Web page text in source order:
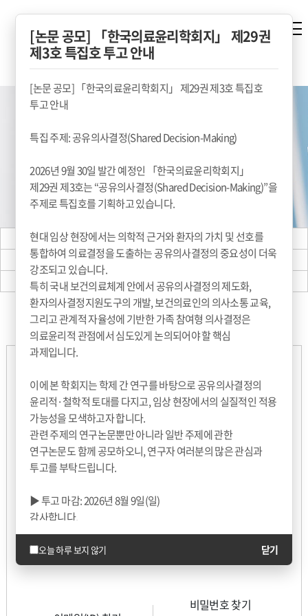
로그인
회원가입
비밀번호 찾기
개인정보 처리방침
이메일 무단수집 거부
로그인
이메일 (ID)
비밀번호
비밀번호 찾기
[논문 공모] 「한국의료윤리학회지」 제29권
제3호 특집호 투고 안내
[논문 공모] 「한국의료윤리학회지」 제29권 제3호 특집호
투고 안내
특집 주제: 공유의사결정(Shared Decision-Making)
2026년 9월 30일 발간 예정인 「한국의료윤리학회지」
제29권 제3호는 “공유의사결정(Shared Decision-Making)”을
주제로 특집호를 기획하고 있습니다.
현대 임상 현장에서는 의학적 근거와 환자의 가치 및 선호를
통합하여 의료결정을 도출하는 공유의사결정의 중요성이 더욱
강조되고 있습니다.
특히 국내 보건의료체계 안에서 공유의사결정의 제도화,
환자의사결정지원도구의 개발, 보건의료인의 의사소통 교육,
그리고 관계적 자율성에 기반한 가족 참여형 의사결정은
의료윤리적 관점에서 심도있게 논의되어야 할 핵심
과제입니다.
이에 본 학회지는 학제 간 연구를 바탕으로 공유의사결정의
윤리적·철학적 토대를 다지고, 임상 현장에서의 실질적인 적용
가능성을 모색하고자 합니다.
관련 주제의 연구논문뿐만 아니라 일반 주제에 관한
연구논문도 함께 공모하오니, 연구자 여러분의 많은 관심과
투고를 부탁드립니다.
▶ 투고 마감: 2026년 8월 9일(일)
감사합니다.
한국의료윤리학회지 편집위원회
오늘 하루 보지 않기 닫기